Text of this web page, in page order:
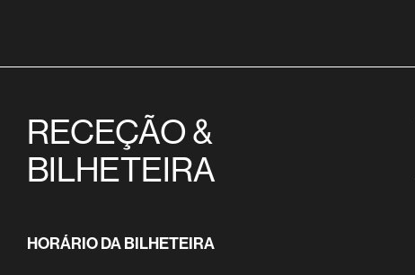
RECEÇÃO &
BILHETEIRA
HORÁRIO DA BILHETEIRA